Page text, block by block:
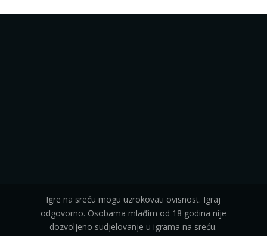
Igre na sreću mogu uzrokovati ovisnost. Igraj
odgovorno. Osobama mlađim od 18 godina nije
dozvoljeno sudjelovanje u igrama na sreću.